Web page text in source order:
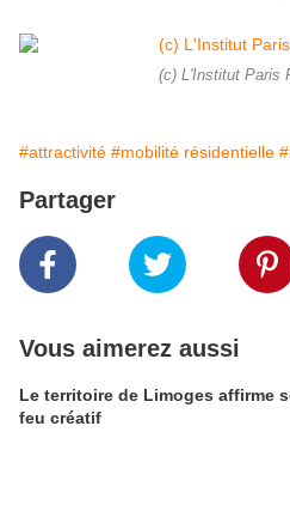
(c) L'Institut Paris
#attractivité #mobilité résidentielle
Partager
Vous aimerez aussi
Le territoire de Limoges affirme
feu créatif